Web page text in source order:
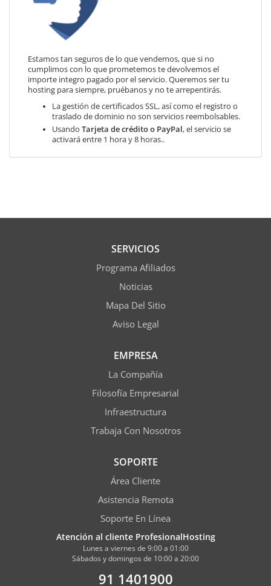
Estamos tan seguros de lo que vendemos, que si no
cumplimos con lo que prometemos te devolvemos el
importe integro pagado por el servicio. Queremos ser tu
hosting para siempre, pruébanos y no te arrepentirás.
La gestión de certificados SSL, así como el registro o
traslado de dominio no son servicios reembolsables.
Usando Tarjeta de crédito o PayPal, el servicio se
activará entre 1 hora y 8 horas..
SERVICIOS
Programa Afiliados
Noticias
Mapa Del Sitio
Aviso Legal
EMPRESA
La Compañía
Filosofía Empresarial
Infraestructura
Trabaja Con Nosotros
SOPORTE
Área Cliente
Asistencia Remota
Soporte En Línea
Atención al cliente ProfesionalHosting
Lunes a viernes de 9:00 a 01:00
Sábados y domingos de 10:00 a 20:00
91 1401900